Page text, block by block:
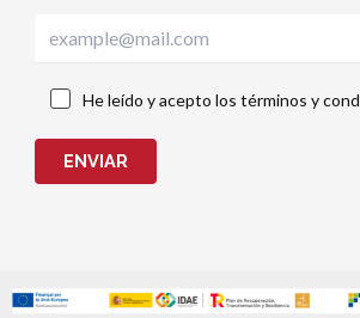
He leído y acepto los términos y
ENVIAR